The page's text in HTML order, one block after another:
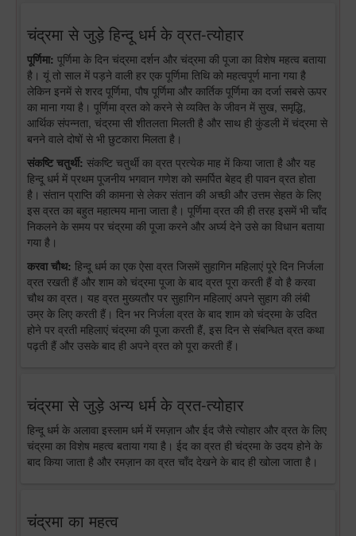
चंद्रमा से जुड़े हिन्दू धर्म के व्रत-त्योहार
पूर्णिमा: पूर्णिमा के दिन चंद्रमा दर्शन और चंद्रमा की पूजा का विशेष महत्व बताया
है। यूं तो साल में पड़ने वाली हर एक पूर्णिमा तिथि को महत्वपूर्ण माना गया है
लेकिन इनमें से शरद पूर्णिमा, पौष पूर्णिमा और कार्तिक पूर्णिमा का दर्जा सबसे ऊपर
का माना गया है। पूर्णिमा व्रत को करने से व्यक्ति के जीवन में सुख, समृद्धि,
आर्थिक संपन्नता, चंद्रमा सी शीतलता मिलती है और साथ ही कुंडली में चंद्रमा से
बनने वाले दोषों से भी छुटकारा मिलता है।
संकष्टि चतुर्थी: संकष्टि चतुर्थी का व्रत प्रत्येक माह में किया जाता है और यह
हिन्दू धर्म में प्रथम पूजनीय भगवान गणेश को समर्पित बेहद ही पावन व्रत होता
है। संतान प्राप्ति की कामना से लेकर संतान की अच्छी और उत्तम सेहत के लिए
इस व्रत का बहुत महात्मय माना जाता है। पूर्णिमा व्रत की ही तरह इसमें भी चाँद
निकलने के समय पर चंद्रमा की पूजा करने और अर्घ्य देने उसे का विधान बताया
गया है।
करवा चौथ: हिन्दू धर्म का एक ऐसा व्रत जिसमें सुहागिन महिलाएं पूरे दिन निर्जला
व्रत रखती हैं और शाम को चंद्रमा पूजा के बाद व्रत पूरा करती हैं वो है करवा
चौथ का व्रत। यह व्रत मुख्यतौर पर सुहागिन महिलाएं अपने सुहाग की लंबी
उम्र के लिए करती हैं। दिन भर निर्जला व्रत के बाद शाम को चंद्रमा के उदित
होने पर व्रती महिलाएं चंद्रमा की पूजा करती हैं, इस दिन से संबन्धित व्रत कथा
पढ़ती हैं और उसके बाद ही अपने व्रत को पूरा करती हैं।
चंद्रमा से जुड़े अन्य धर्म के व्रत-त्योहार
हिन्दू धर्म के अलावा इस्लाम धर्म में रमज़ान और ईद जैसे त्योहार और व्रत के लिए
चंद्रमा का विशेष महत्व बताया गया है। ईद का व्रत ही चंद्रमा के उदय होने के
बाद किया जाता है और रमज़ान का व्रत चाँद देखने के बाद ही खोला जाता है।
चंद्रमा का महत्व